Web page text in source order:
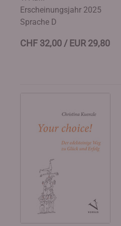
Erscheinungsjahr 2025
Sprache D
CHF 32,00 / EUR 29,80